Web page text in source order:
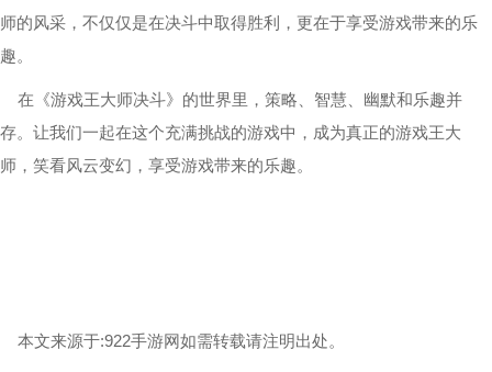
师的风采，不仅仅是在决斗中取得胜利，更在于享受游戏带来的乐
趣。
在《游戏王大师决斗》的世界里，策略、智慧、幽默和乐趣并
存。让我们一起在这个充满挑战的游戏中，成为真正的游戏王大
师，笑看风云变幻，享受游戏带来的乐趣。
本文来源于:922手游网如需转载请注明出处。